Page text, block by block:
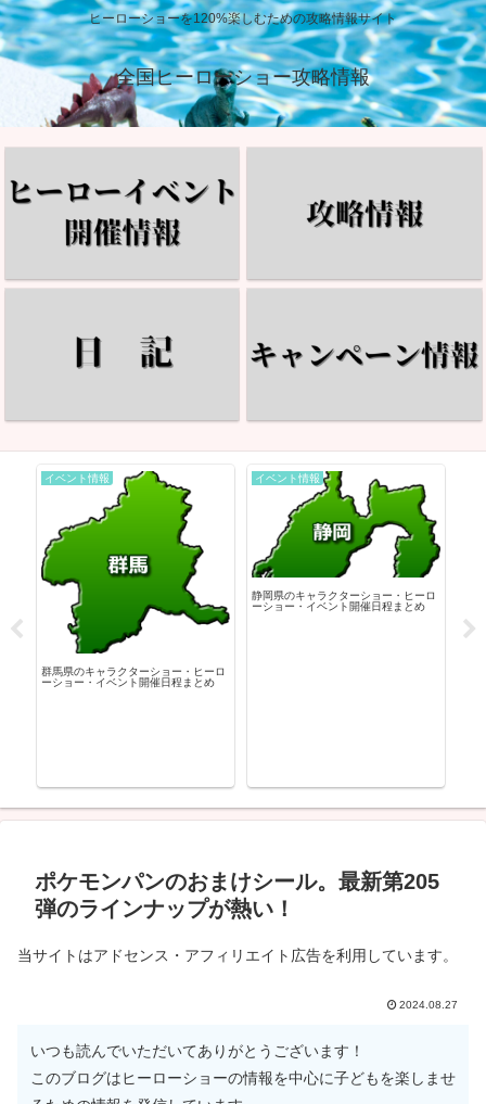
ヒーローショーを120%楽しむための攻略情報サイト
全国ヒーローショー攻略情報
イベント情報
群馬県のキャラクターショー・ヒーロ
ーショー・イベント開催日程まとめ
イベント情報
静岡県のキャラクターショー・ヒーロ
ーショー・イベント開催日程まとめ
ポケモンパンのおまけシール。最新第205
弾のラインナップが熱い！
当サイトはアドセンス・アフィリエイト広告を利用しています。
2024.08.27
いつも読んでいただいてありがとうございます！
このブログはヒーローショーの情報を中心に子どもを楽しませ